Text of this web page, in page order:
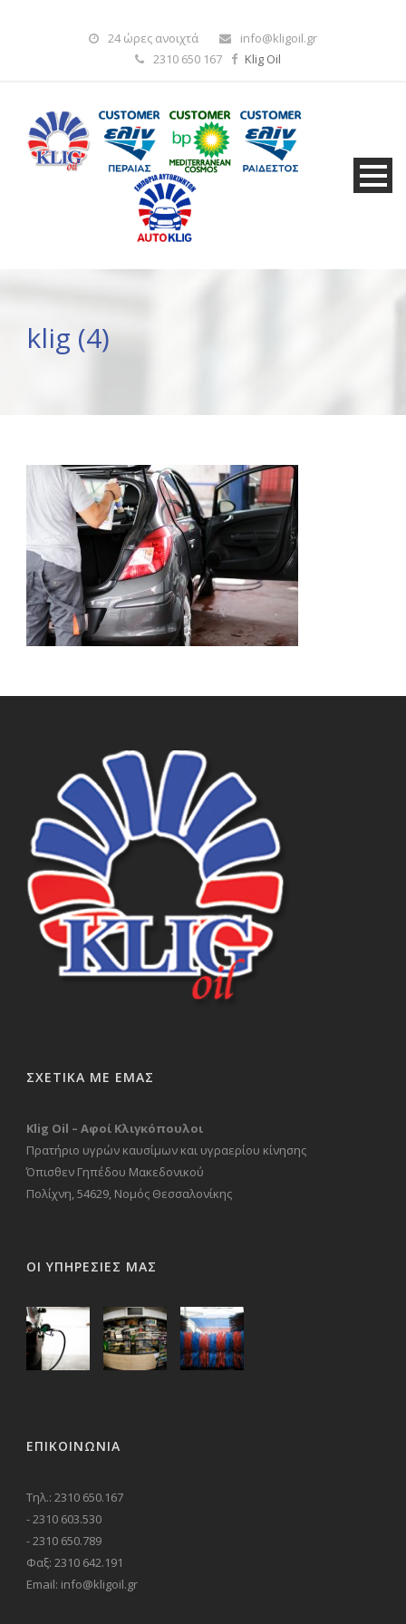
24 ώρες ανοιχτά
info@kligoil.gr
2310 650 167
Klig Oil
klig (4)
ΣΧΕΤΙΚΑ ΜΕ ΕΜΑΣ
Klig Oil – Αφοί Κλιγκόπουλοι
Πρατήριο υγρών καυσίμων και υγραερίου κίνησης
Όπισθεν Γηπέδου Μακεδονικού
Πολίχνη, 54629, Νομός Θεσσαλονίκης
ΟΙ ΥΠΗΡΕΣΙΕΣ ΜΑΣ
ΕΠΙΚΟΙΝΩΝΊΑ
Τηλ.: 2310 650.167
- 2310 603.530
- 2310 650.789
Φαξ: 2310 642.191
Email: info@kligoil.gr